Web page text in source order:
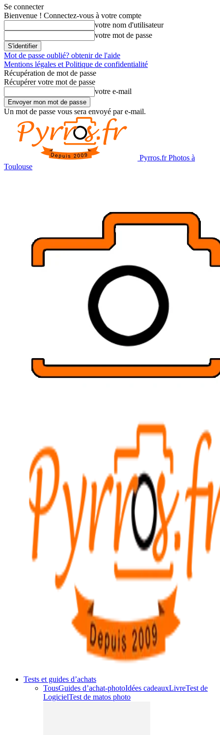
Se connecter
Bienvenue ! Connectez-vous à votre compte
votre nom d'utilisateur
votre mot de passe
Mot de passe oublié? obtenir de l'aide
Mentions légales et Politique de confidentialité
Récupération de mot de passe
Récupérer votre mot de passe
votre e-mail
Un mot de passe vous sera envoyé par e-mail.
Pyrros.fr Photos à
Toulouse
Tests et guides d’achats
TousGuides d’achat-photoIdées cadeauxLivreTest de
LogicielTest de matos photo